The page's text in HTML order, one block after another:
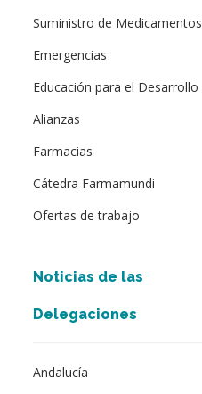
Suministro de Medicamentos
Emergencias
Educación para el Desarrollo
Alianzas
Farmacias
Cátedra Farmamundi
Ofertas de trabajo
Noticias de las
Delegaciones
Andalucía